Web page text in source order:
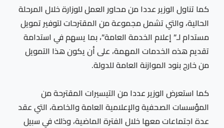
كما تناول الوزير عددا من محاور العمل للوزارة خلال المرحلة
الحالية، والتي تشمل مجموعة من المقترحات لتوفير تمويل
مستدام لـ” إعلام الخدمة العامة”، بما يسهم في استدامة
تقديم هذه الخدمات المهمة، على أن يكون هذا التمويل
من خارج بنود الموازنة العامة للدولة.
كما استعرض الوزير عددا من التيسيرات المقترحة من
المؤسسات الصحفية والإعلامية العامة والخاصة، التي عقد
عدة اجتماعات معها خلال الفترة الماضية، وذلك في سبيل